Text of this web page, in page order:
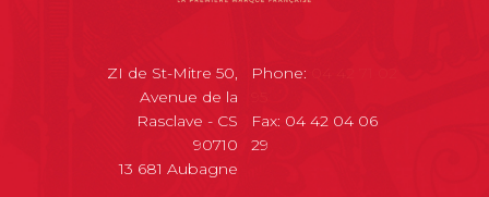
Phone:
Fax: 04 42 04 06
29
ZI de St-Mitre 50,
Avenue de la
Rasclave - CS
90710
13 681 Aubagne